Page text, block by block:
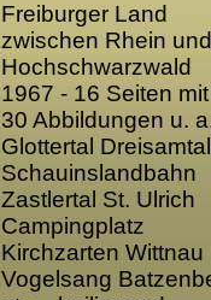
Freiburger Land
zwischen Rhein und
Hochschwarzwald
1967 - 16 Seiten mit
30 Abbildungen u.
Glottertal Dreisamtal
Schauinslandbahn
Zastlertal St. Ulrich
Campingplatz
Kirchzarten Wittnau
Vogelsang